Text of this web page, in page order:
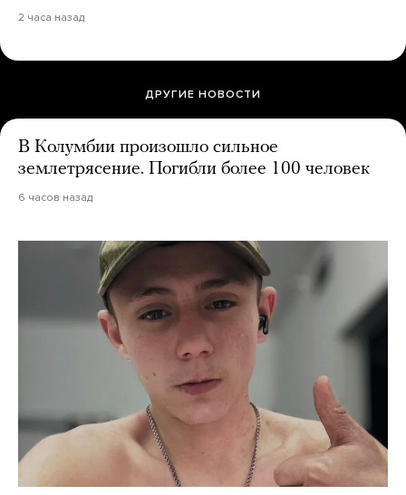
2 часа назад
ДРУГИЕ НОВОСТИ
В Колумбии произошло сильное
землетрясение. Погибли более 100 человек
6 часов назад